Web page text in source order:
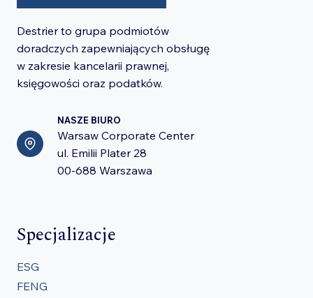
Destrier to grupa podmiotów
doradczych zapewniających obsługę
w zakresie kancelarii prawnej,
księgowości oraz podatków.
NASZE BIURO
Warsaw Corporate Center
ul. Emilii Plater 28
00-688 Warszawa
Specjalizacje
ESG
FENG